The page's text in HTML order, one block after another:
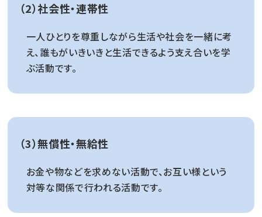
（2）社会性・連帯性
一人ひとりを尊重しながら生活や社会を一緒に考
え、誰もがいきいきと生活できるよう支え合いを学
ぶ活動です。
（3）無償性・無給性
お金や物などを求めない活動で、お互い様という
対等な関係で行われる活動です。